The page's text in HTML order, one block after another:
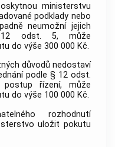
ministerstvu
podklady nebo
neumožní jejich
odst. 5, může
do výše 300 000 Kč.
důvodů nedostaví
podle § 12 odst.
řízení, může
do výše 100 000 Kč.
rozhodnutí
uložit pokutu